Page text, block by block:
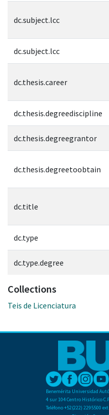
dc.subject.lcc
dc.subject.lcc
dc.thesis.career
dc.thesis.degreediscipline
dc.thesis.degreegrantor
dc.thesis.degreetoobtain
dc.title
dc.type
dc.type.degree
Collections
Teis de Licenciatura
Benemérita Universidad
4 sur 104 Centro Histórico
Teléfono +52(222) 2295500